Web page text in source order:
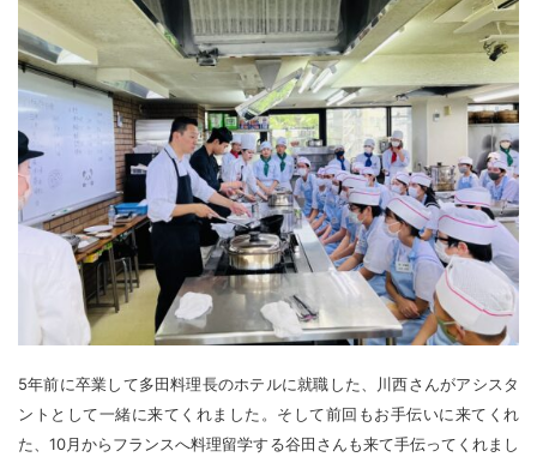
5年前に卒業して多田料理長のホテルに就職した、川西さんがアシスタ
ントとして一緒に来てくれました。そして前回もお手伝いに来てくれ
た、10月からフランスへ料理留学する谷田さんも来て手伝ってくれまし